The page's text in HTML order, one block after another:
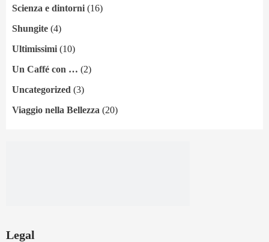
Scienza e dintorni (16)
Shungite (4)
Ultimissimi (10)
Un Caffé con … (2)
Uncategorized (3)
Viaggio nella Bellezza (20)
Legal